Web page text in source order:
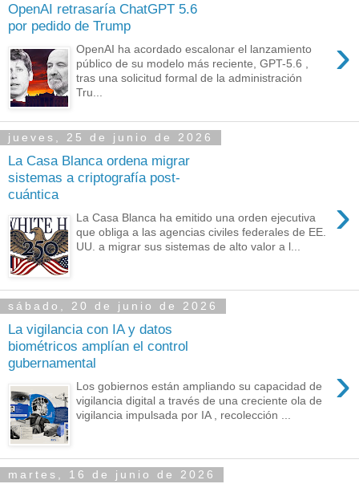
OpenAI retrasaría ChatGPT 5.6
por pedido de Trump
›
OpenAI ha acordado escalonar el lanzamiento
público de su modelo más reciente, GPT-5.6 ,
tras una solicitud formal de la administración
Tru...
jueves, 25 de junio de 2026
La Casa Blanca ordena migrar
sistemas a criptografía post-
cuántica
›
La Casa Blanca ha emitido una orden ejecutiva
que obliga a las agencias civiles federales de EE.
UU. a migrar sus sistemas de alto valor a l...
sábado, 20 de junio de 2026
La vigilancia con IA y datos
biométricos amplían el control
gubernamental
›
Los gobiernos están ampliando su capacidad de
vigilancia digital a través de una creciente ola de
vigilancia impulsada por IA , recolección ...
martes, 16 de junio de 2026